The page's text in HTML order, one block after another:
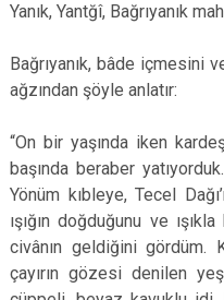
Yanık, Yantğî, Bağrıyanık
Bağrıyanık, bâde içmesini
ağzından şöyle anlatır:
“On bir yaşında iken
başında beraber
Yönüm kıbleye, Tecel
ışığın doğduğunu ve
civânın geldiğini gördüm.
çayırın gözesi denilen